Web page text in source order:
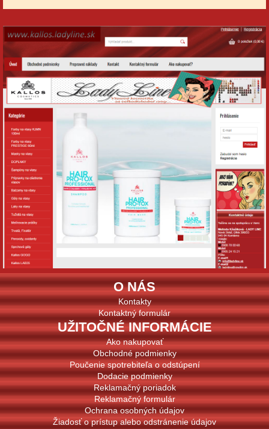
O NÁS
Kontakty
Kontaktný formulár
UŽITOČNÉ INFORMÁCIE
Ako nakupovať
Obchodné podmienky
Poučenie spotrebiteľa o odstúpení
Dodacie podmienky
Reklamačný poriadok
Reklamačný formulár
Ochrana osobných údajov
Žiadosť o prístup alebo odstránenie údajov